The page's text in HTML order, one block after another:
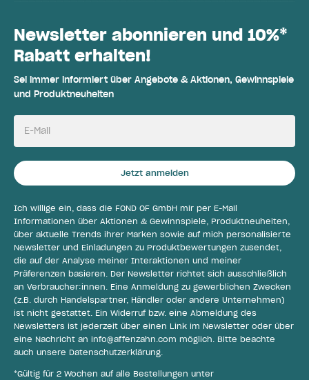
Newsletter abonnieren und 10%*
Rabatt erhalten!
Sei immer informiert über Angebote & Aktionen, Gewinnspiele
und Produktneuheiten
E-Mail
Jetzt anmelden
Ich willige ein, dass die FOND OF GmbH mir per E-Mail
Informationen über Aktionen & Gewinnspiele, Produktneuheiten,
über aktuelle Trends ihrer Marken sowie auf mich personalisierte
Newsletter und Einladungen zu Produktbewertungen zusendet,
die auf der Analyse meiner Interaktionen und meiner
Präferenzen basieren. Der Newsletter richtet sich ausschließlich
an Verbraucher:innen. Eine Anmeldung zu gewerblichen Zwecken
(z.B. durch Handelspartner, Händler oder andere Unternehmen)
ist nicht gestattet. Ein Widerruf bzw. eine Abmeldung des
Newsletters ist jederzeit über einen Link im Newsletter oder über
eine Nachricht an info@affenzahn.com möglich. Bitte beachte
auch unsere Datenschutzerklärung
*Gültig für 2 Wochen auf alle Bestellungen unter